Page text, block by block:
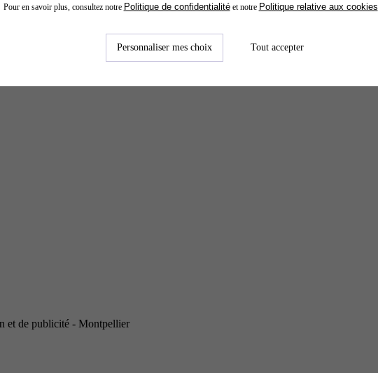
et de publicité - Montpellier
Pour en savoir plus, consultez notre Politique de confidentialitéet notre Politique relative aux cookies
Personnaliser mes choix Tout accepter